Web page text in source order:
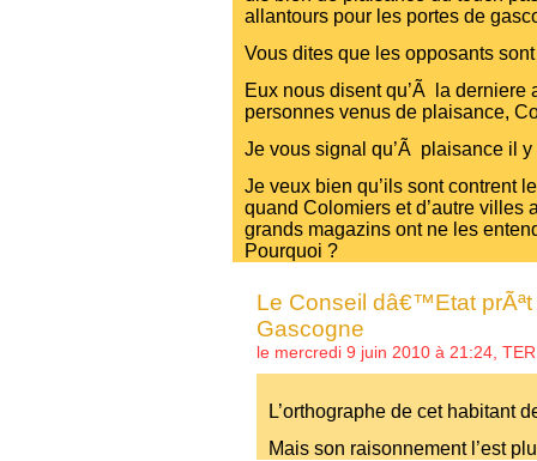
allantours pour les portes de
Vous dites que les opposants
Eux nous disent qu’Ã la
personnes venus de plaisance,
Je vous signal qu’Ã plaisance il
Je veux bien qu’ils sont contrent
quand Colomiers et d’autre villes
grands magazins ont ne les
Pourquoi ?
Le Conseil dâ€™Etat
Gascogne
le mercredi 9 juin 2010 à 21:24,
L’orthographe de cet habitant
Mais son raisonnement l’est